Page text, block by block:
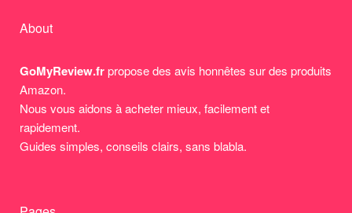
About
GoMyReview.frpropose des avis honnêtes sur des produits
Amazon.
Nous vous aidons à acheter mieux, facilement et
rapidement.
Guides simples, conseils clairs, sans blabla.